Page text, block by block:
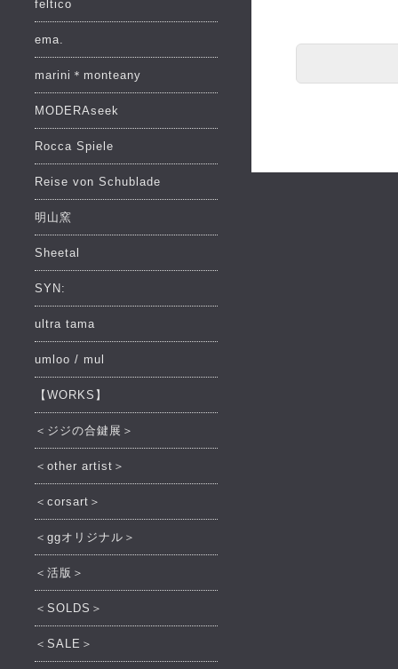
feltico
ema.
marini＊monteany
MODERAseek
Rocca Spiele
Reise von Schublade
明山窯
Sheetal
SYN:
ultra tama
umloo / mul
【WORKS】
＜ジジの合鍵展＞
＜other artist＞
＜corsart＞
＜ggオリジナル＞
＜活版＞
＜SOLDS＞
＜SALE＞